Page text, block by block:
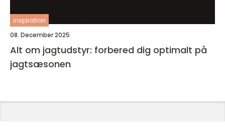
inspiration
08. December 2025
Alt om jagtudstyr: forbered dig optimalt på
jagtsæsonen